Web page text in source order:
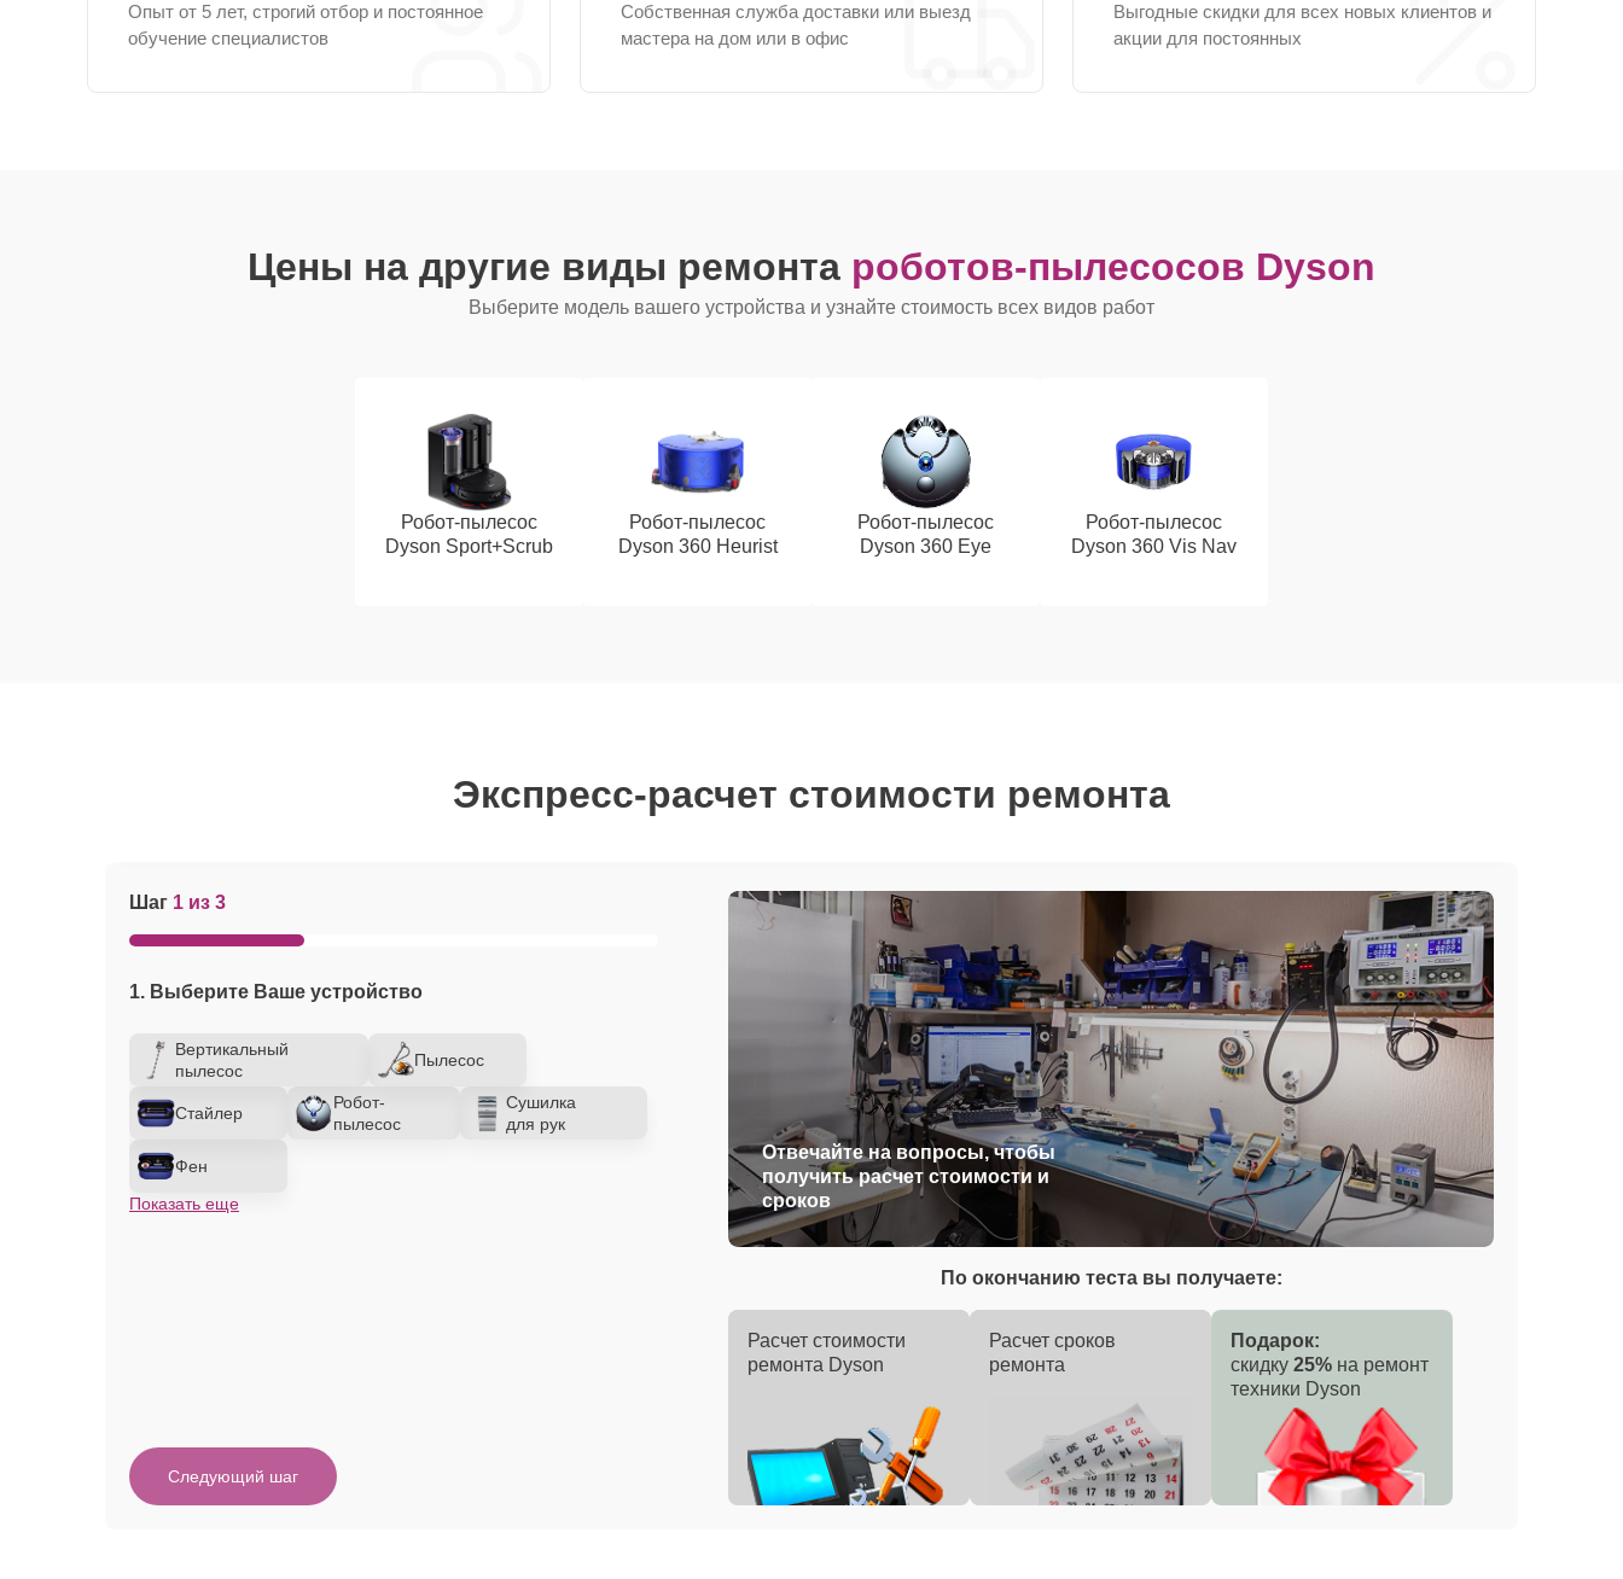
Опыт от 5 лет, строгий отбор и постоянное
обучение специалистов
Собственная служба доставки или выезд
мастера на дом или в офис
Выгодные скидки для всех новых клиентов и
акции для постоянных
Цены на другие виды ремонта роботов-пылесосов Dyson
Выберите модель вашего устройства и узнайте стоимость всех видов работ
Робот-пылесос
Dyson Sport+Scrub
Робот-пылесос
Dyson 360 Heurist
Робот-пылесос
Dyson 360 Eye
Робот-пылесос
Dyson 360 Vis Nav
Экспресс-расчет стоимости ремонта
Шаг 1 из 3
1. Выберите Ваше устройство
Вертикальный
пылесос
Пылесос
Стайлер
Робот-
пылесос
Сушилка
для рук
Фен
Показать еще
Отвечайте на вопросы, чтобы
получить расчет стоимости и
сроков
Следующий шаг
По окончанию теста вы получаете:
Расчет стоимости
ремонта Dyson
Расчет сроков
ремонта
Подарок:
скидку 25% на ремонт
техники Dyson